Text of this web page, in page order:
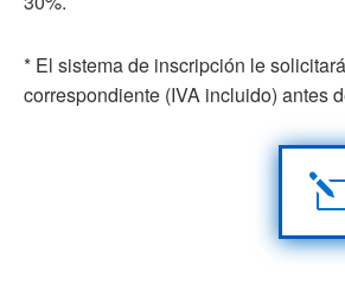
* El sistema de inscripción le
correspondiente (IVA incluido) antes